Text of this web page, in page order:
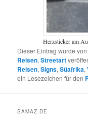
Herzsticker am
Dieser Eintrag wurde
Reisen,Streetart
Reisen,Signs,Süafrika,
ein Lesezeichen für den
SAMAZ.DE